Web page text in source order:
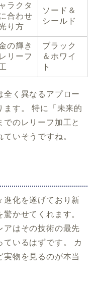
ラクタ
合わせ
り方
ソード＆
シールド
の輝き
リーフ
ブラック
＆ホワイ
ト
全く異なるアプロー
ます。 特に「未来的
のレリーフ加工と
いそうですね。
進化を遂げており新
かせてくれます。
アはその技術の最先
いるはずです。 カ
実物を見るのが本当